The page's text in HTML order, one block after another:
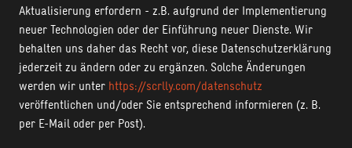
Aktualisierung erfordern - z.B. aufgrund der Implementierung
neuer Technologien oder der Einführung neuer Dienste. Wir
behalten uns daher das Recht vor, diese Datenschutzerklärung
jederzeit zu ändern oder zu ergänzen. Solche Änderungen
werden wir unter https://scrlly.com/datenschutz
veröffentlichen und/oder Sie entsprechend informieren (z. B.
per E-Mail oder per Post).